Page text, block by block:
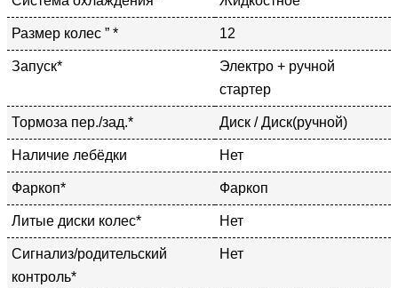
Размер колес ” * 12
Запуск*
Электро + ручной
стартер
Тормоза пер./зад.* Диск / Диск(ручной)
Наличие лебёдки Нет
Фаркоп* Фаркоп
Литые диски колес* Нет
Сигнализ/родительский
контроль*
Нет